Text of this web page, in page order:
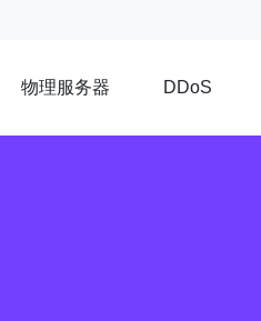
物理服务器 DDoS